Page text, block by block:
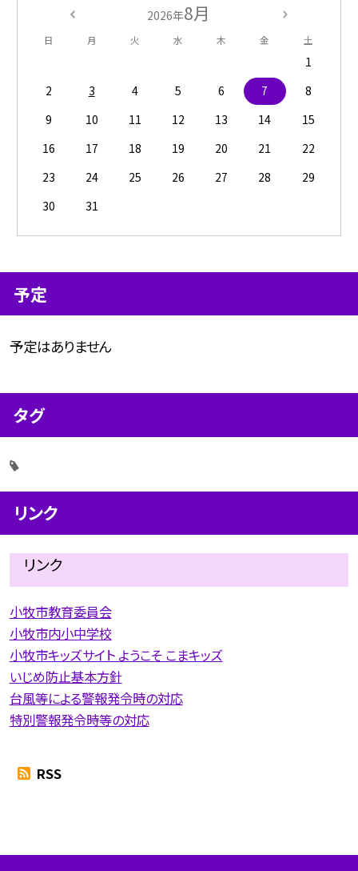
2026年8月
日 月 火 水 木 金 土
1
2
3 4 5 6 7
8
9
10 11 12 13 14
15
16
17 18 19 20 21
22
23
24 25 26 27 28
29
30
31
予定
予定はありません
タグ
リンク
リンク
小牧市教育委員会
小牧市内小中学校
小牧市キッズサイト ようこそ こまキッズ
いじめ防止基本方針
台風等による警報発令時の対応
特別警報発令時等の対応
RSS